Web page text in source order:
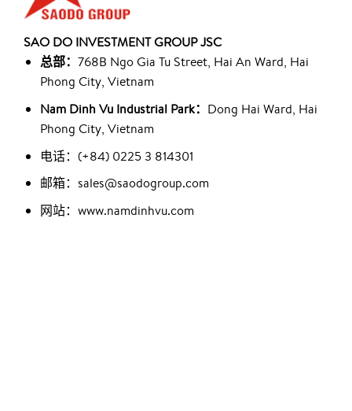
SAO DO INVESTMENT GROUP JSC
总部： 768B Ngo Gia Tu Street, Hai An Ward, Hai
Phong City, Vietnam
Nam Dinh Vu Industrial Park： Dong Hai Ward, Hai
Phong City, Vietnam
电话：(+84) 0225 3 814301
邮箱：sales@saodogroup.com
网站：www.namdinhvu.com